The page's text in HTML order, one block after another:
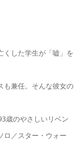
くした学生が「嘘」を
も兼任。そんな彼女の
歳のやさしいリベン
ロ／スター・ウォー